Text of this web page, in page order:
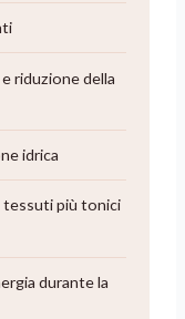
riduzione della
idrica
tessuti più tonici
durante la